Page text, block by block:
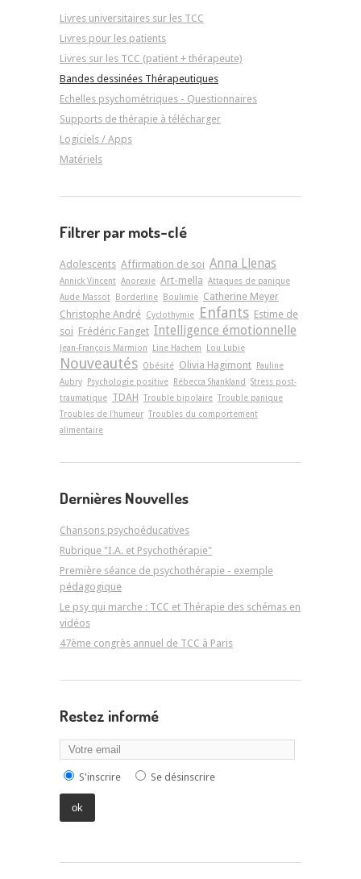
Livres universitaires sur les TCC
Livres pour les patients
Livres sur les TCC (patient + thérapeute)
Bandes dessinées Thérapeutiques
Echelles psychométriques - Questionnaires
Supports de thérapie à télécharger
Logiciels / Apps
Matériels
Filtrer par mots-clé
Adolescents Affirmation de soi Anna Llenas
Annick Vincent Anorexie Art-­mella Attaques de panique
Aude Massot
Borderline Boulimie Catherine Meyer
Christophe André Cyclothymie Enfants Estime de
soi Frédéric Fanget Intelligence émotionnelle
Jean-François Marmion Line Hachem Lou Lubie
Nouveautés Obésité Olivia Hagimont
Pauline
Aubry
Psychologie positive Rébecca Shankland
Stress post-
traumatique TDAH Trouble bipolaire Trouble panique
Troubles de l'humeur Troubles du comportement
alimentaire
Dernières Nouvelles
Chansons psychoéducatives
Rubrique "I.A. et Psychothérapie"
Première séance de psychothérapie - exemple
pédagogique
Le psy qui marche : TCC et Thérapie des schémas en
vidéos
47ème congrès annuel de TCC à Paris
Restez informé
S'inscrire Se désinscrire